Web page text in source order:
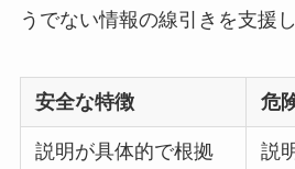
うでない情報の線引きを支援し
安全な特徴 危
説明が具体的で根拠
説